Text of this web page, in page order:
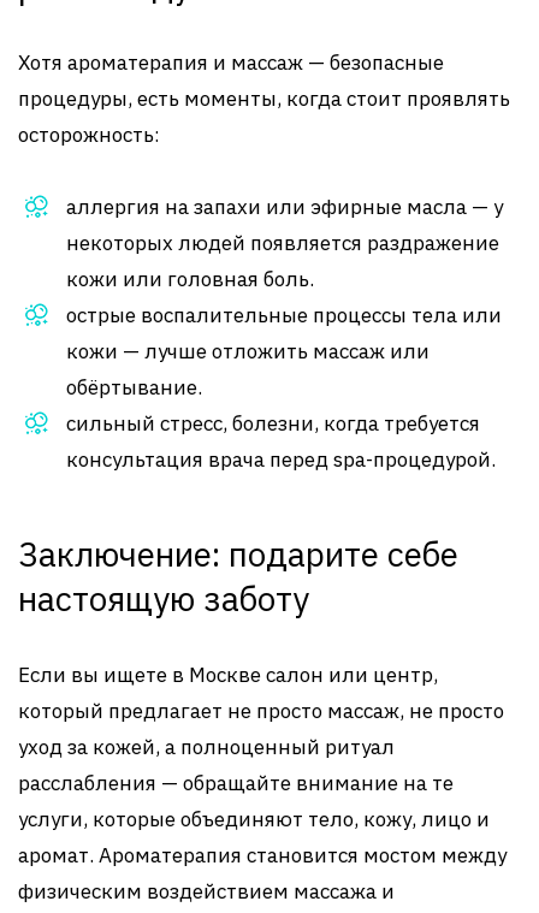
Хотя ароматерапия и массаж — безопасные
процедуры, есть моменты, когда стоит проявлять
осторожность:
аллергия на запахи или эфирные масла — у
некоторых людей появляется раздражение
кожи или головная боль.
острые воспалительные процессы тела или
кожи — лучше отложить массаж или
обёртывание.
сильный стресс, болезни, когда требуется
консультация врача перед spa-процедурой.
Заключение: подарите себе
настоящую заботу
Если вы ищете в Москве салон или центр,
который предлагает не просто массаж, не просто
уход за кожей, а полноценный ритуал
расслабления — обращайте внимание на те
услуги, которые объединяют тело, кожу, лицо и
аромат. Ароматерапия становится мостом между
физическим воздействием массажа и